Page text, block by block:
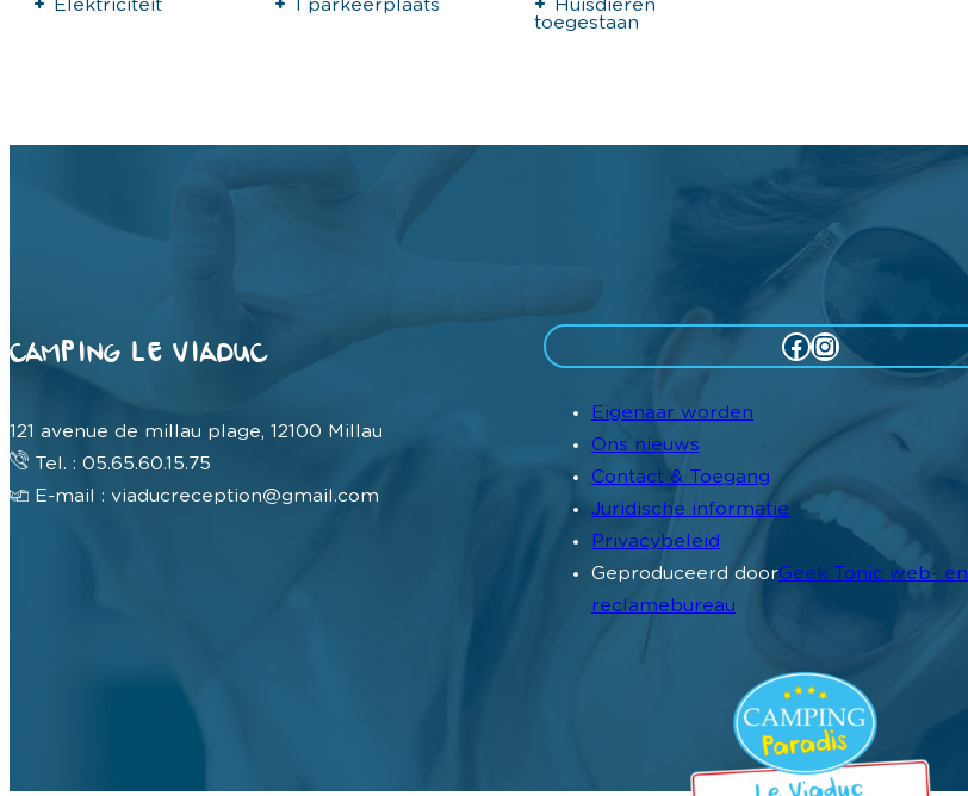
Elektriciteit 1 parkeerplaats
toegestaan
CAMPING LE VIADUC
121 avenue de millau plage, 12100 Millau
Tel. : 05.65.60.15.75
E-mail : viaducreception@gmail.com
Facebook Instagram
Eigenaar worden
Ons nieuws
Contact & Toegang
Juridische informatie
Privacybeleid
Geproduceerd doorGeek Tonic web- en
reclamebureau